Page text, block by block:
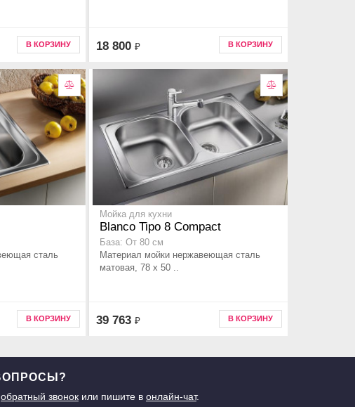
В КОРЗИНУ 18 800 ₽ В КОРЗИНУ
сталь
В КОРЗИНУ
Мойка для кухни
Blanco Tipo 8 Compact
База: От 80 см
Материал мойки нержавеющая сталь
матовая, 78 x 50 ..
39 763 ₽ В КОРЗИНУ
обратный звонокили пишите в онлайн-чат.